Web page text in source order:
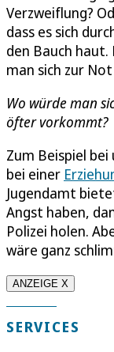
Verzweiflung?
dass es sich
den Bauch
man sich zur
Wo würde man
öfter vorkommt?
Zum Beispiel bei
bei einer
Jugendamt
Angst haben,
Polizei holen.
wäre ganz
ANZEIGE X
SERVICES